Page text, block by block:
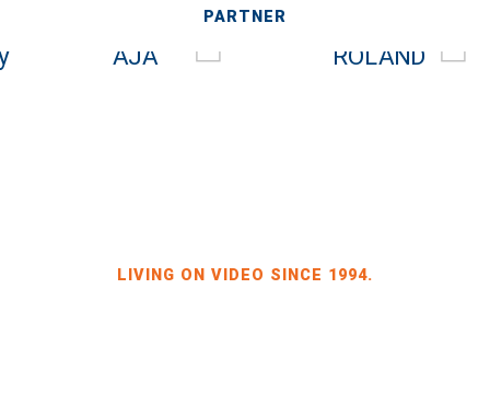
PARTNER
LIVING ON VIDEO SINCE 1994.